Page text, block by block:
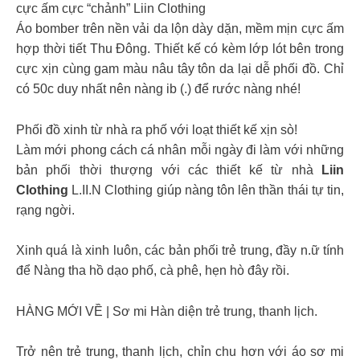
cực ấm cực “chảnh” Liin Clothing
Áo bomber trên nền vải da lộn dày dặn, mềm mịn cực ấm
hợp thời tiết Thu Đông. Thiết kế có kèm lớp lót bên trong
cực xịn cùng gam màu nâu tây tôn da lại dễ phối đồ. Chỉ
có 50c duy nhất nên nàng ib (.) để rước nàng nhé!
Phối đồ xinh từ nhà ra phố với loạt thiết kế xịn sò!
Làm mới phong cách cá nhân mỗi ngày đi làm với những
bản phối thời thượng với các thiết kế từ nhà
Liin
Clothing L.II.N Clothing giúp nàng tôn lên thần thái tự tin,
rạng ngời.
Xinh quá là xinh luôn, các bản phối trẻ trung, đầy n.ữ tính
để Nàng tha hồ dạo phố, cà phê, hẹn hò đây rồi.
HÀNG MỚI VỀ | Sơ mi Hàn diện trẻ trung, thanh lịch.
Trở nên trẻ trung, thanh lịch, chỉn chu hơn với áo sơ mi